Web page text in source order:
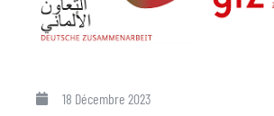
18 Décembre 2023